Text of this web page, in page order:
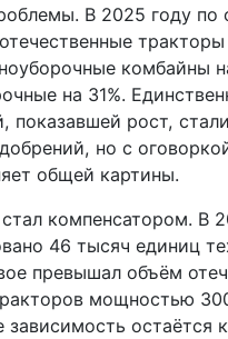
В 2025 году по
комбайны
на 31%.
показавшей рост,
но с
общей картины.
компенсатором. В
46 тысяч единиц
превышал объём
мощностью
остаётся